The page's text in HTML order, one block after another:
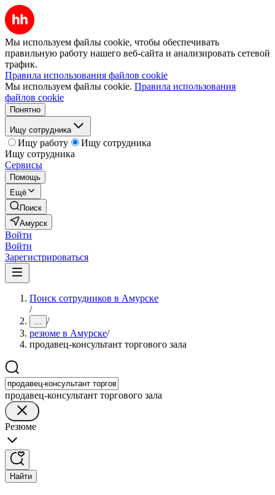
Мы используем файлы cookie, чтобы обеспечивать
правильную работу нашего веб-сайта и анализировать сетевой
трафик.
Правила использования файлов cookie
Мы используем файлы cookie. Правила использования
файлов cookie
Понятно
Ищу сотрудника
Ищу работу
Ищу сотрудника
Ищу сотрудника
Сервисы
Помощь
Ещё
Поиск
Амурск
Войти
Войти
Зарегистрироваться
Поиск сотрудников в Амурске
/
... /
резюме в Амурске/
продавец-консультант торгового зала
продавец-консультант торгового зала
Резюме
Найти